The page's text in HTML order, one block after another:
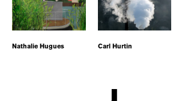
Nathalie Hugues Carl Hurtin